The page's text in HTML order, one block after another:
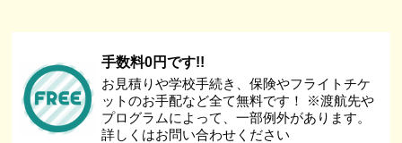
手数料0円です!!
お見積りや学校手続き、保険やフライトチケ
ットのお手配など全て無料です！ ※渡航先や
プログラムによって、一部例外があります。
詳しくはお問い合わせください